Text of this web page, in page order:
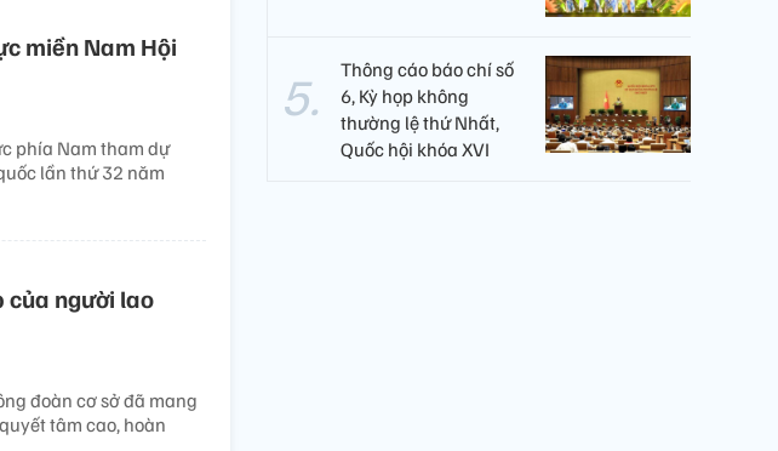
miền Nam Hội
phía Nam tham dự
lần thứ 32 năm
của người lao
đoàn cơ sở đã mang
tâm cao, hoàn
Thông cáo báo chí số
6, Kỳ họp không
thường lệ thứ Nhất,
Quốc hội khóa XVI